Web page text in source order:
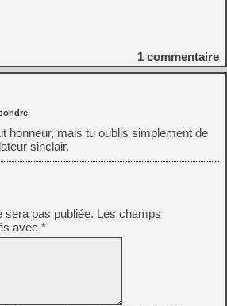
1 commentaire
honneur, mais tu oublis simplement de
sinclair.
sera pas publiée. Les champs
avec *